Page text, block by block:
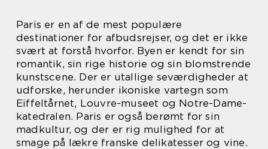
Paris er en af de mest populære
destinationer for afbudsrejser, og det er ikke
svært at forstå hvorfor. Byen er kendt for sin
romantik, sin rige historie og sin blomstrende
kunstscene. Der er utallige seværdigheder at
udforske, herunder ikoniske vartegn som
Eiffeltårnet, Louvre-museet og Notre-Dame-
katedralen. Paris er også berømt for sin
madkultur, og der er rig mulighed for at
smage på lækre franske delikatesser og vine.